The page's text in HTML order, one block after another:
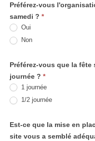
scène
2026
Satisfaction
Préférez-vous
samedi ? *
Oui
Non
Préférez-vous que la
journée ? *
1 journée
1/2 journée
Est-ce que la mise en
site vous a semblé